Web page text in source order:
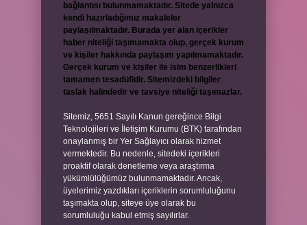
bağlantısı bulunmamaktadır. Sitede yalnızca
kendi hazırladığımız makaleler
paylaşılmaktadır. Burada yer alan içerikler
haber niteliği taşımamakta olup, gerçek kurum
ve kişiler hakkında paylaşım yapılmamaktadır.
Gerçek kurum ve kişiler ile isim benzerlikleri
tamamen tesadüfidir. Sitemizdeki bilgiler
taslak halindedir ve tavsiye niteliği taşımazlar.
Sitemiz, 5651 Sayılı Kanun gereğince Bilgi
Teknolojileri ve İletişim Kurumu (BTK) tarafından
onaylanmış bir Yer Sağlayıcı olarak hizmet
vermektedir. Bu nedenle, sitedeki içerikleri
proaktif olarak denetleme veya araştırma
yükümlülüğümüz bulunmamaktadır. Ancak,
üyelerimiz yazdıkları içeriklerin sorumluluğunu
taşımakta olup, siteye üye olarak bu
sorumluluğu kabul etmiş sayılırlar.